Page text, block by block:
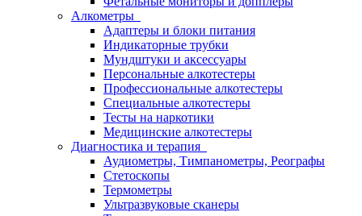
Алкометры
Адаптеры и блоки питания
Индикаторные трубки
Мундштуки и аксессуары
Персональные алкотестеры
Профессиональные алкотестеры
Специальные алкотестеры
Тесты на наркотики
Медицинские алкотестеры
Диагностика и терапия
Аудиометры, Тимпанометры, Реографы
Стетоскопы
Термометры
Ультразвуковые сканеры